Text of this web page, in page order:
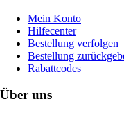
Mein Konto
Hilfecenter
Bestellung verfolgen
Bestellung
Rabattcodes
Über uns